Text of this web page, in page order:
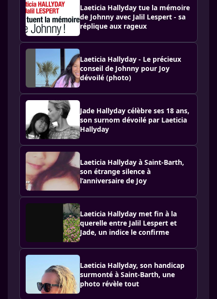
Laeticia Hallyday tue la mémoire
de Johnny avec Jalil Lespert - sa
réplique aux rageux
Laeticia Hallyday - Le précieux
conseil de Johnny pour Joy
dévoilé (photo)
Jade Hallyday célèbre ses 18 ans,
son surnom dévoilé par Laeticia
Hallyday
Laeticia Hallyday à Saint-Barth,
son étrange silence à
l’anniversaire de Joy
Laeticia Hallyday met fin à la
querelle entre Jalil Lespert et
Jade, un indice le confirme
Laeticia Hallyday, son handicap
surmonté à Saint-Barth, une
photo révèle tout